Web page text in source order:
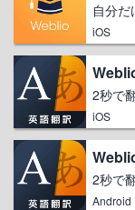
自分
iOS
2秒で
iOS
2秒で
Android